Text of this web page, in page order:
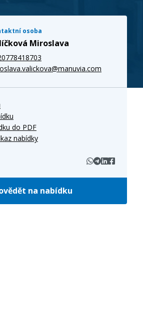
osoba
Miroslava
do PDF
nabídky
na nabídku